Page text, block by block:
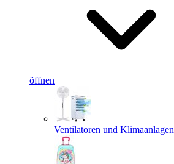
öffnen
Ventilatoren und Klimaanlagen